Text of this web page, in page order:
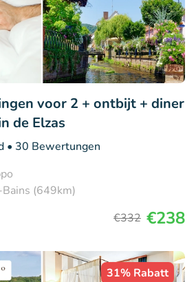
voor 2 + ontbijt + diner
de Elzas
• 30 Bewertungen
(649km)
€332 €238
31% Rabatt